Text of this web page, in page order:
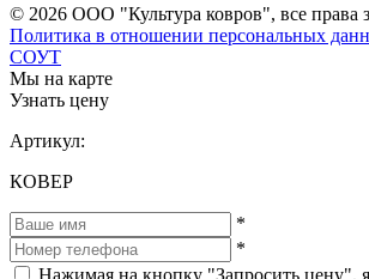
© 2026 ООО "Культура ковров", все права
Политика в отношении персональных
СОУТ
Мы на карте
Узнать цену
Артикул:
КОВЕР
*
*
Нажимая на кнопку "Запросить цену",